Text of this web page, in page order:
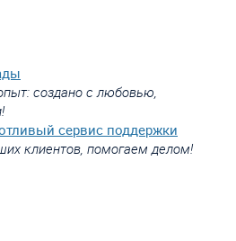
создано с любовью,
сервис поддержки
клиентов, помогаем делом!